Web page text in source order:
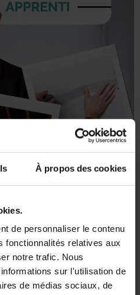
À propos des cookies
de personnaliser le contenu
fonctionnalités relatives aux
notre trafic. Nous
sur l'utilisation de
de médias sociaux, de
en pleine ascension !
évolue aux côtés de Tim,
chaque jour par sa
envie d’apprendre. Il
réel souci du […]
sans gros
possible !